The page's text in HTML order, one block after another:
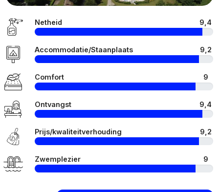
Netheid 9,4
Accommodatie/Staanplaats 9,2
Comfort 9
Ontvangst 9,4
Prijs/kwaliteitverhouding 9,2
Zwemplezier 9